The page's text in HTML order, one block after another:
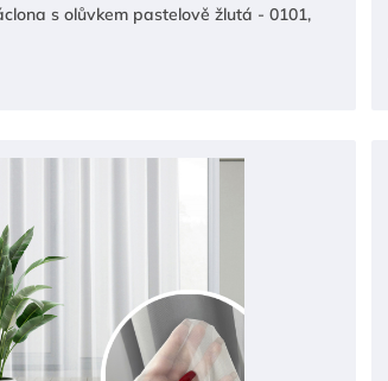
s olůvkem pastelově žlutá - 0101,